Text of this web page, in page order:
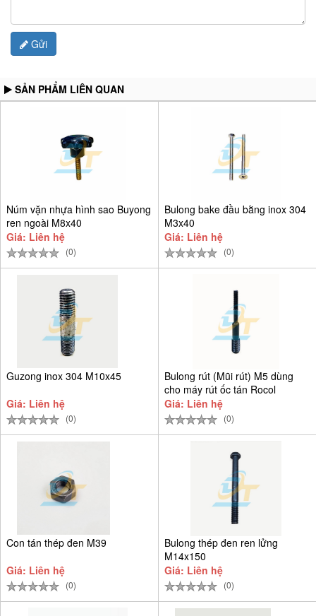
Gửi
SẢN PHẨM LIÊN QUAN
Núm vặn nhựa hình sao Buyong
ren ngoài M8x40
Giá: Liên hệ
(0)
Bulong bake đầu bằng inox 304
M3x40
Giá: Liên hệ
(0)
Guzong inox 304 M10x45
Giá: Liên hệ
(0)
Bulong rút (Mũi rút) M5 dùng
cho máy rút ốc tán Rocol
Giá: Liên hệ
(0)
Con tán thép đen M39
Giá: Liên hệ
(0)
Bulong thép đen ren lửng
M14x150
Giá: Liên hệ
(0)